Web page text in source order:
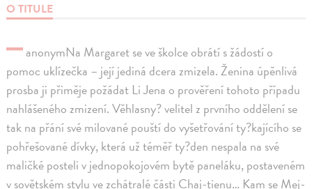
O TITULE
–anonymNa Margaret se ve školce obrátí s žádostí o
pomoc uklízečka – její jediná dcera zmizela. Ženina úpěnlivá
prosba ji přiměje požádat Li Jena o prověření tohoto případu
nahlášeného zmizení. Věhlasny? velitel z prvního oddělení se
tak na přání své milované pouští do vyšetřování ty?kajícího se
pohřešované dívky, která už téměř ty?den nespala na své
maličké posteli v jednopokojovém bytě paneláku, postaveném
v sovětském stylu ve zchátralé části Chaj-tienu… Kam se Mej-